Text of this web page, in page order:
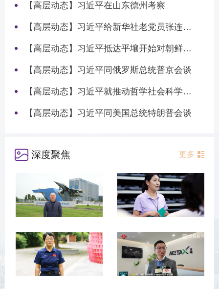
【高层动态】习近平在山东德州考察
【高层动态】习近平给新华社老党员张连生回信强调 传承红色基因 在新征程上书写优异答卷
【高层动态】习近平抵达平壤开始对朝鲜进行国事访问
【高层动态】习近平同俄罗斯总统普京会谈
【高层动态】习近平就推动哲学社会科学高质量发展作出重要指示
【高层动态】习近平同美国总统特朗普会谈
深度聚焦 更多